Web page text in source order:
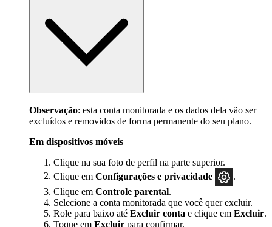
Observação: esta conta monitorada e os dados dela vão ser
excluídos e removidos de forma permanente do seu plano.
Em dispositivos móveis
Clique na sua foto de perfil na parte superior.
Clique em Configurações e privacidade
.
Clique em Controle parental.
Selecione a conta monitorada que você quer excluir.
Role para baixo até Excluir conta e clique em Excluir.
Toque em Excluir para confirmar.